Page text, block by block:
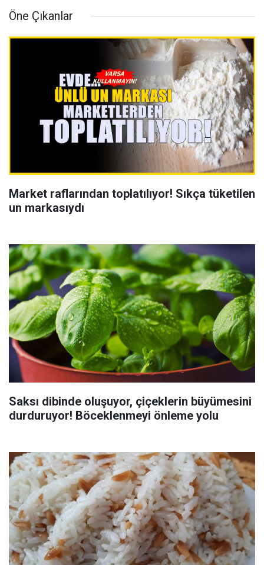
Öne Çıkanlar
Market raflarından toplatılıyor! Sıkça tüketilen
un markasıydı
Saksı dibinde oluşuyor, çiçeklerin büyümesini
durduruyor! Böceklenmeyi önleme yolu